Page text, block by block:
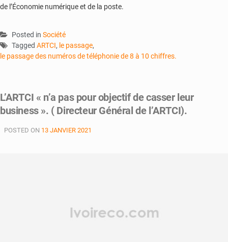
de l’Économie numérique et de la poste.
Posted in Société
Tagged ARTCI, le passage,
le passage des numéros de téléphonie de 8 à 10 chiffres.
L’ARTCI « n’a pas pour objectif de casser leur
business ». ( Directeur Général de l’ARTCI).
POSTED ON 13 JANVIER 2021